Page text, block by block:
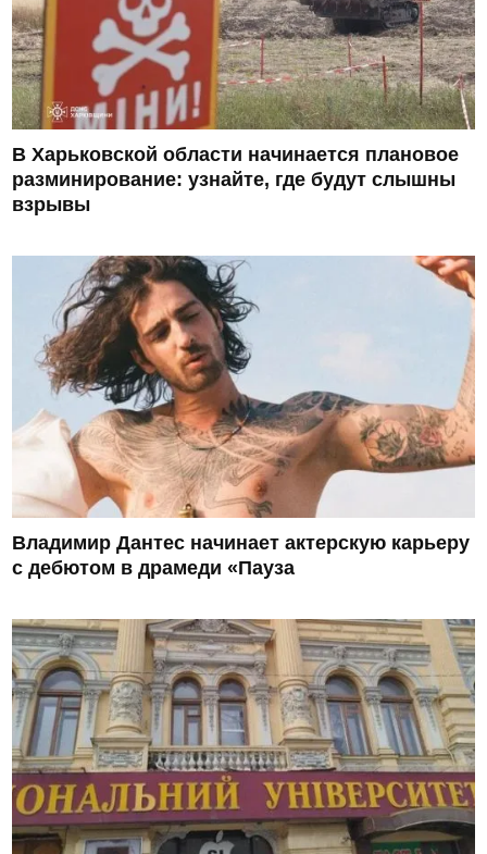
В Харьковской области начинается плановое
разминирование: узнайте, где будут слышны
взрывы
Владимир Дантес начинает актерскую карьеру
с дебютом в драмеди «Пауза